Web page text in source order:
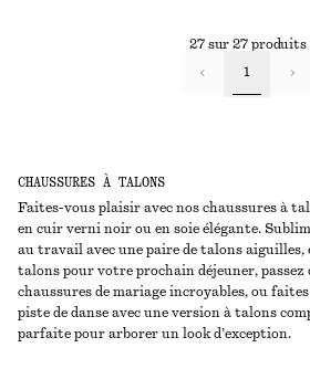
CHAUSSURES À TALONS
Faites-vous plaisir avec nos chaussures à
en cuir verni noir ou en soie élégante.
au travail avec une paire de talons aiguilles,
talons pour votre prochain déjeuner, passez
chaussures de mariage incroyables, ou
piste de danse avec une version à talons
parfaite pour arborer un look d’exception.
27 sur 27 produits
1